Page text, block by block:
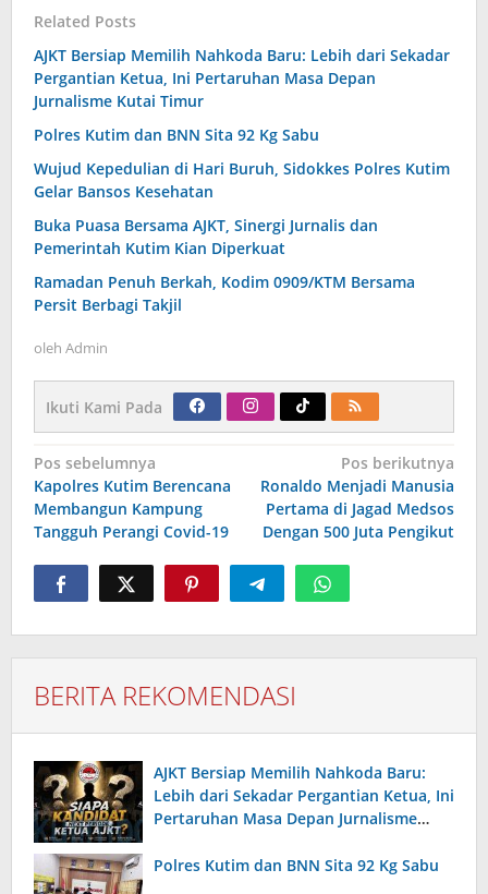
Related Posts
AJKT Bersiap Memilih Nahkoda Baru: Lebih dari Sekadar
Pergantian Ketua, Ini Pertaruhan Masa Depan
Jurnalisme Kutai Timur
Polres Kutim dan BNN Sita 92 Kg Sabu
Wujud Kepedulian di Hari Buruh, Sidokkes Polres Kutim
Gelar Bansos Kesehatan
Buka Puasa Bersama AJKT, Sinergi Jurnalis dan
Pemerintah Kutim Kian Diperkuat
Ramadan Penuh Berkah, Kodim 0909/KTM Bersama
Persit Berbagi Takjil
oleh Admin
Ikuti Kami Pada
Navigasi
pos
Pos sebelumnya
Kapolres Kutim Berencana
Membangun Kampung
Tangguh Perangi Covid-19
Pos berikutnya
Ronaldo Menjadi Manusia
Pertama di Jagad Medsos
Dengan 500 Juta Pengikut
BERITA REKOMENDASI
AJKT Bersiap Memilih Nahkoda Baru:
Lebih dari Sekadar Pergantian Ketua, Ini
Pertaruhan Masa Depan Jurnalisme
Polres Kutim dan BNN Sita 92 Kg Sabu